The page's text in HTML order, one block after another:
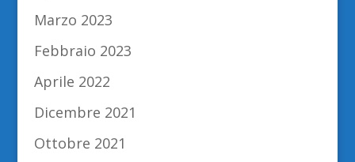
Marzo 2023
Febbraio 2023
Aprile 2022
Dicembre 2021
Ottobre 2021